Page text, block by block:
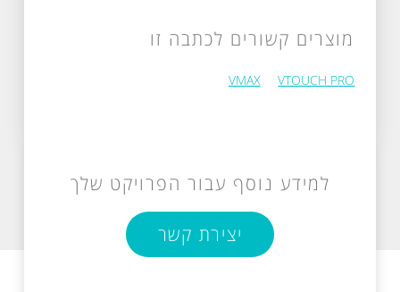
מוצרים קשורים לכתבה זו
VTOUCH PRO
VMAX
למידע נוסף עבור הפרויקט שלך
יצירת קשר